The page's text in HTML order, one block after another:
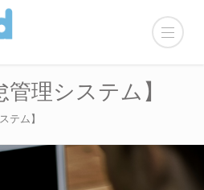
理システム】
テム】